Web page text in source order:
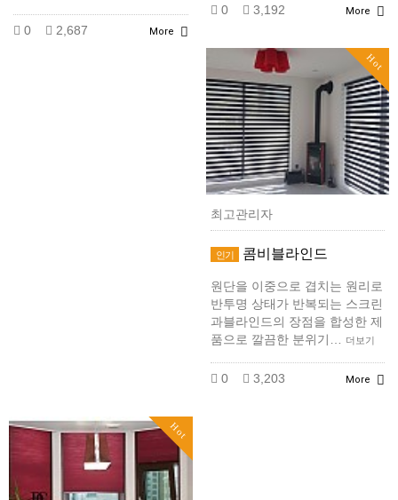
0 2,687 More
0 3,192 More
Hot
최고관리자
인기 콤비블라인드
원단을 이중으로 겹치는 원리로
반투명 상태가 반복되는 스크린
과블라인드의 장점을 합성한 제
품으로 깔끔한 분위기… 더보기
0 3,203 More
Hot